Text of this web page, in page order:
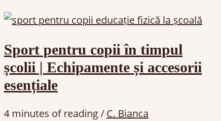
Sport pentru copii în timpul
școlii | Echipamente și accesorii
esențiale
4 minutes of reading/ C. Bianca